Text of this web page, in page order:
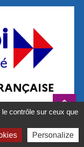
d’actions suivantes :
(VAE)
contrôle sur ceux que
Personalize